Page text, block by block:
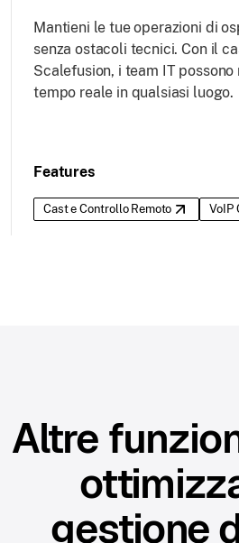
Mantieni le tue operazioni di
senza ostacoli tecnici. Con il
Scalefusion, i team IT
tempo reale in qualsiasi luogo.
Features
Cast e Controllo Remoto VoIP
Altre
gestione